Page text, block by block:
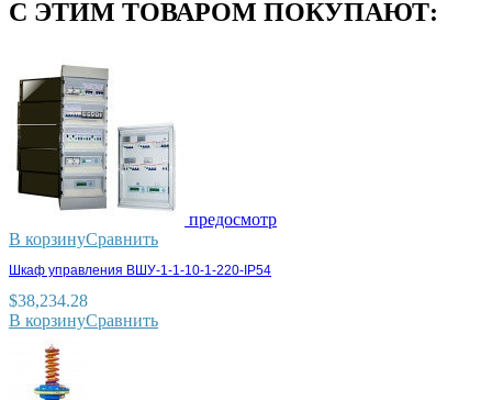
С ЭТИМ ТОВАРОМ ПОКУПАЮТ:
предосмотр
В корзинуСравнить
Шкаф управления ВШУ-1-1-10-1-220-IP54
$38,234.28
В корзинуСравнить